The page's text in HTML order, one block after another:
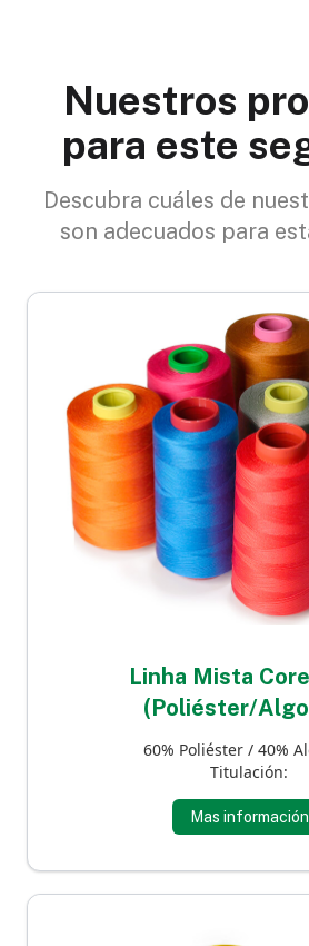
Nuestros
para este
Descubra cuáles de
son adecuados para
Linha Mista
(Poliéster/
60% Poliéster / 40%
Titulación:
Mas información